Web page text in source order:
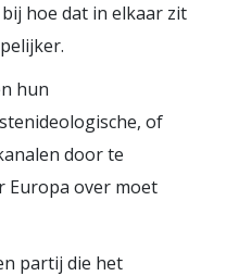
hoe dat in elkaar zit
hun
of
door te
Europa over moet
partij die het